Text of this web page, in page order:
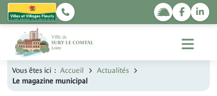
Vous êtes ici : Accueil
Actualités
Le magazine municipal